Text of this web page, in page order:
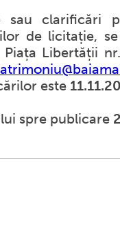
sau clarificări
de licitație,
Libertății
este
spre publicare